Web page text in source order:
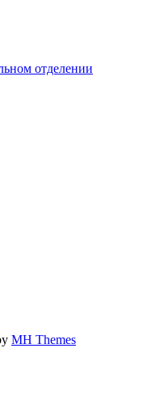
отделении
MH Themes